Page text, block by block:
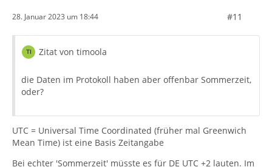
28. Januar 2023 um 18:44 #11
Zitat von timoola
die Daten im Protokoll haben aber offenbar Sommerzeit,
oder?
UTC = Universal Time Coordinated (früher mal Greenwich
Mean Time) ist eine Basis Zeitangabe
Bei echter 'Sommerzeit' müsste es für DE UTC +2 lauten. Im